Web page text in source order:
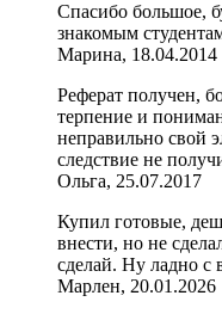
Спасибо большое,
знакомым
Марина, 18.04.2014
Реферат получен,
терпение и
неправильно свой
следствие не
Ольга, 25.07.2017
Купил готовые,
внести, но не
сделай. Ну ладно с
Марлен, 20.01.2026